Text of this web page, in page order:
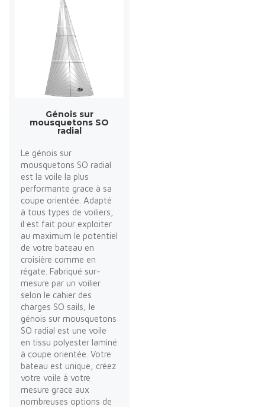
Génois sur
mousquetons SO
radial
Le génois sur
mousquetons SO radial
est la voile la plus
performante grace à sa
coupe orientée. Adapté
à tous types de voiliers,
il est fait pour exploiter
au maximum le potentiel
de votre bateau en
croisière comme en
régate. Fabriqué sur-
mesure par un voilier
selon le cahier des
charges SO sails, le
génois sur mousquetons
SO radial est une voile
en tissu polyester laminé
à coupe orientée. Votre
bateau est unique, créez
votre voile à votre
mesure grace aux
nombreuses options de